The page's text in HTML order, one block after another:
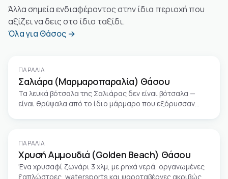
Άλλα σημεία ενδιαφέροντος στην ίδια περιοχή που
αξίζει να δεις στο ίδιο ταξίδι.
Όλα για Θάσος →
ΠΑΡΑΛΊΑ
Σαλιάρα (Μαρμαροπαραλία) Θάσου
Τα λευκά βότσαλα της Σαλιάρας δεν είναι βότσαλα —
είναι θρύψαλα από το ίδιο μάρμαρο που εξόρυσσαν
ΠΑΡΑΛΊΑ
Χρυσή Αμμουδιά (Golden Beach) Θάσου
Ένα χρυσαφί ζωνάρι 3 χλμ, με ρηχά νερά, οργανωμένες
ξαπλώστρες, watersports και ψαροταβέρνες ακριβώς